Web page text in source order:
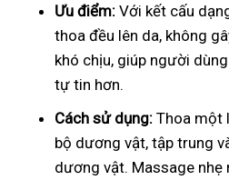
Ưu điểm: Với kết cấu
thoa đều lên da, không
khó chịu, giúp người
tự tin hơn.
Cách sử dụng: Thoa một
bộ dương vật, tập trung
dương vật. Massage nhẹ